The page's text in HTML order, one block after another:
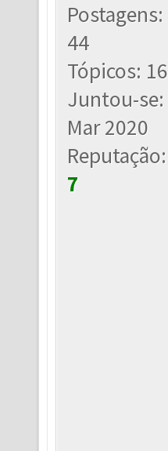
Postagens:
44
Tópicos: 16
Juntou-se:
Mar 2020
Reputação:
7